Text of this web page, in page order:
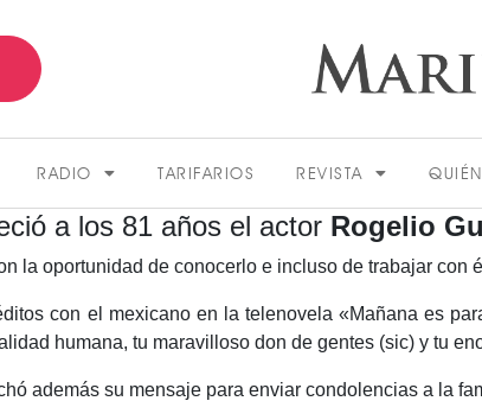
RADIO TARIFARIOS REVISTA
a los 81 años el actor Rogelio
la oportunidad de conocerlo e incluso de trabajar
con el mexicano en la telenovela «Mañana es
humana, tu maravilloso don de gentes (sic) y tu
además su mensaje para enviar condolencias a la